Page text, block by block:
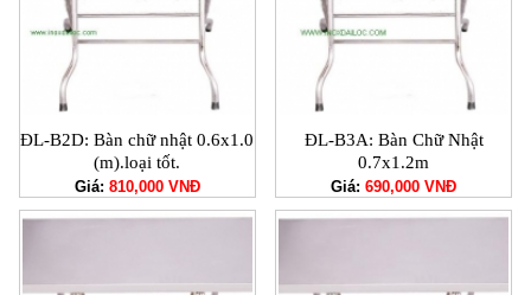
ĐL-B2D: Bàn chữ nhật 0.6x1.0
(m).loại tốt.
Giá: 810,000 VNĐ
ĐL-B3A: Bàn Chữ Nhật
0.7x1.2m
Giá:690,000 VNĐ